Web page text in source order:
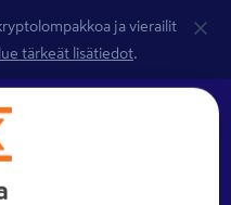
ja vierailit
lue tärkeät lisätiedot.